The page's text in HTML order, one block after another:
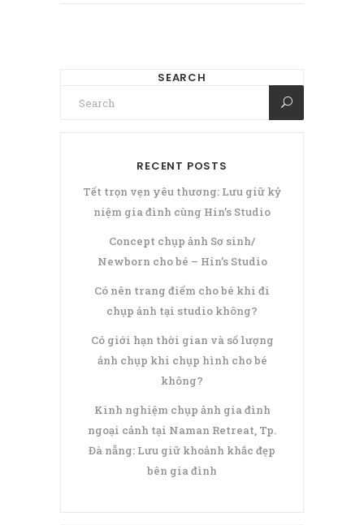
SEARCH
RECENT POSTS
Tết trọn vẹn yêu thương: Lưu giữ kỷ
niệm gia đình cùng Hin’s Studio
Concept chụp ảnh Sơ sinh/
Newborn cho bé – Hin’s Studio
Có nên trang điểm cho bé khi đi
chụp ảnh tại studio không?
Có giới hạn thời gian và số lượng
ảnh chụp khi chụp hình cho bé
không?
Kinh nghiệm chụp ảnh gia đình
ngoại cảnh tại Naman Retreat, Tp.
Đà nẵng: Lưu giữ khoảnh khắc đẹp
bên gia đình